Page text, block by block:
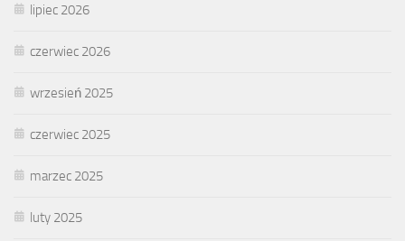
lipiec 2026
czerwiec 2026
wrzesień 2025
czerwiec 2025
marzec 2025
luty 2025